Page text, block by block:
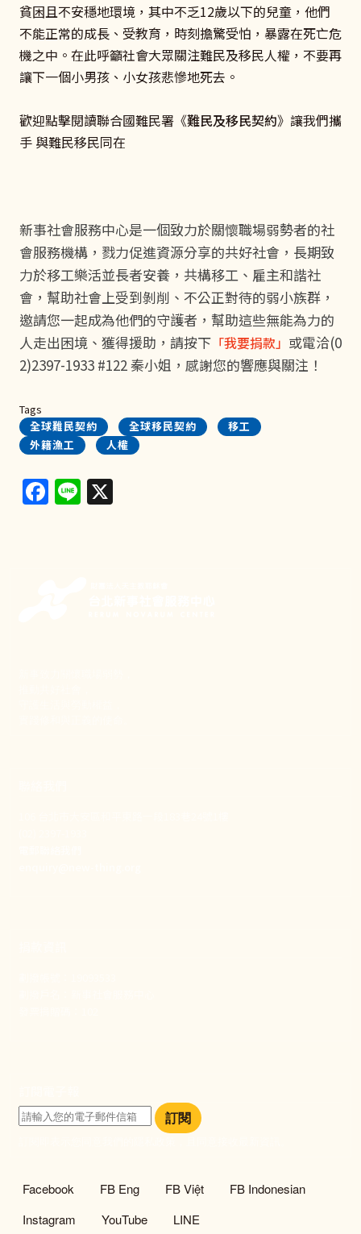
貧困且不安穩地環境，其中不乏12歲以下的兒童，他們
不能正常的成長、受教育，時刻擔驚受怕，暴露在死亡危
機之中。在此呼籲社會大眾關注難民及移民人權，不要再
讓下一個小男孩、小女孩悲慘地死去。
歡迎點擊閱讀聯合國難民署《難民及移民契約》讓我們攜
手 與難民移民同在
新事社會服務中心是一個致力於關懷職場弱勢者的社
會服務機構，戮力促進資源分享的共好社會，長期致
力於移工樂活並長者安養，共構移工、雇主和諧社
會，幫助社會上受到剝削、不公正對待的弱小族群，
邀請您一起成為他們的守護者，幫助這些無能為力的
人走出困境、獲得援助， 請按下 「我要捐款」 或電洽(0
2)2397-1933 #122 秦小姐，感謝您的響應與關注！
Tags
全球難民契約
全球移民契約
移工
外籍漁工
人權
Facebook
Line
訂閱
社群選單
Facebook FB Eng FB Việt
FB Indonesian
Instagram
YouTube LINE